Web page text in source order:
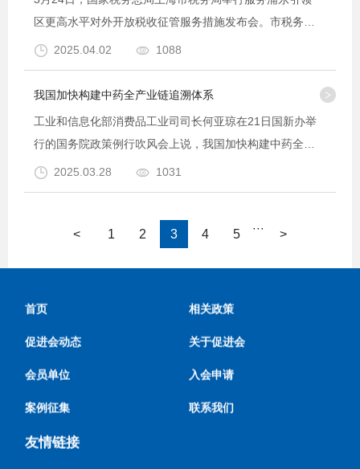
区更高水平对外开放税收征管服务措施发布会。市税务局
党委书记、局长程俊峰共同发布11项税收征管服务新措
能、···
2025.04.02 1088
我国加快构建中药全产业链追溯体系
工业和信息化部消费品工业司司长何亚琼在21日国新办举
行的国务院政策例行吹风会上说，我国加快构建中药全产
业链追溯体系，组织建设中药全产业链质量可追溯数据平
2025.03.28 1031
< 1 2 3 4 5 ··· >
首页
促进会动态
会员单位
案例征集
相关政策
关于促进会
入会申请
联系我们
友情链接